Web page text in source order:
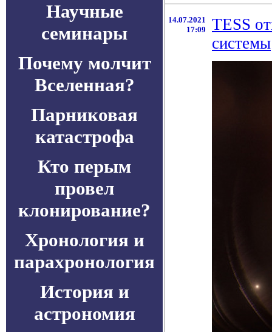
Научные
семинары
Почему молчит
Вселенная?
Парниковая
катастрофа
Кто перым
провел
клонирование?
Хронология и
парахронология
История и
астрономия
14.07.2021
17:09
TESS
системы